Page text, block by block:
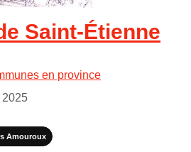
Saint-Étienne
en province
2025
Amouroux